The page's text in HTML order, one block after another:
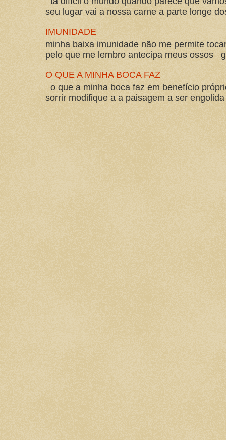
seu lugar vai a nossa carne a parte longe
IMUNIDADE
minha baixa imunidade não me permite
pelo que me lembro antecipa meus ossos
O QUE A MINHA BOCA FAZ
o que a minha boca faz em benefício
sorrir modifique a a paisagem a ser